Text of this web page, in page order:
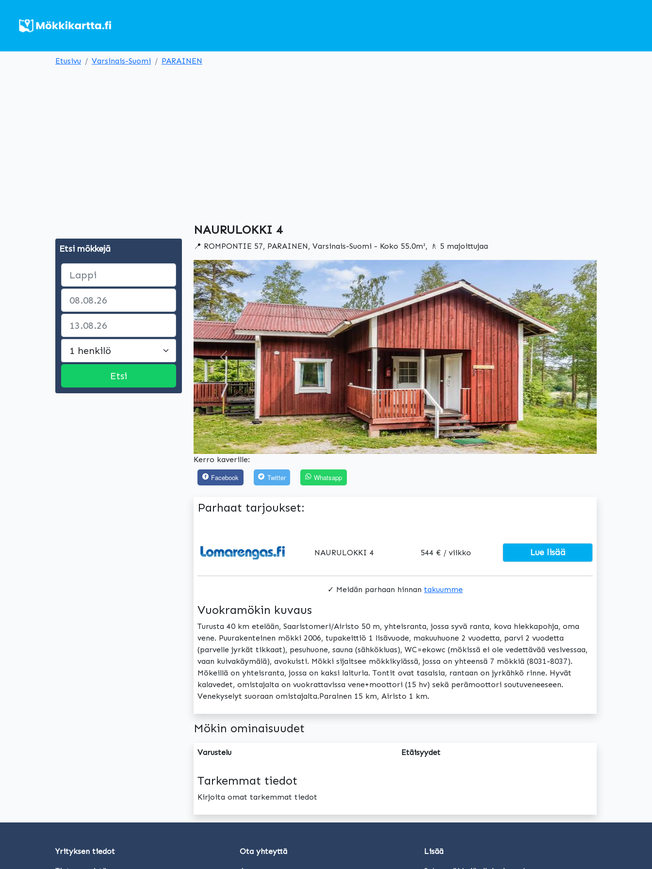
Etusivu Varsinais-Suomi PARAINEN
Etsi mökkejä
NAURULOKKI 4
📍 ROMPONTIE 57, PARAINEN, Varsinais-Suomi - Koko 55.0m², 🚶 5 majoittujaa
Edellinen Seuraava
Kerro kaverille:
Facebook
Twitter Whatsapp
Parhaat tarjoukset:
NAURULOKKI 4 544 € / viikko Lue lisää
✓ Meidän parhaan hinnan takuumme
Vuokramökin kuvaus
Turusta 40 km etelään, Saaristomeri/Airisto 50 m, yhteisranta, jossa syvä ranta, kova hiekkapohja, oma
vene. Puurakenteinen mökki 2006, tupakeittiö 1 lisävuode, makuuhuone 2 vuodetta, parvi 2 vuodetta
(parvelle jyrkät tikkaat), pesuhuone, sauna (sähkökiuas), WC=ekowc (mökissä ei ole vedettävää vesivessaa,
vaan kuivakäymälä), avokuisti. Mökki sijaitsee mökkikylässä, jossa on yhteensä 7 mökkiä (8031-8037).
Mökeillä on yhteisranta, jossa on kaksi laituria. Tontit ovat tasaisia, rantaan on jyrkähkö rinne. Hyvät
kalavedet, omistajalta on vuokrattavissa vene+moottori (15 hv) sekä perämoottori soutuveneeseen.
Venekyselyt suoraan omistajalta.Parainen 15 km, Airisto 1 km.
Mökin ominaisuudet
Varustelu Etäisyydet
Tarkemmat tiedot
Kirjoita omat tarkemmat tiedot
Yrityksen tiedot Ota yhteyttä Lisää